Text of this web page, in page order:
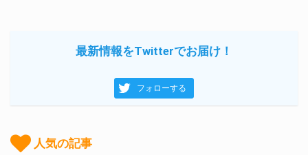
最新情報をTwitterでお届け！
フォローする
人気の記事